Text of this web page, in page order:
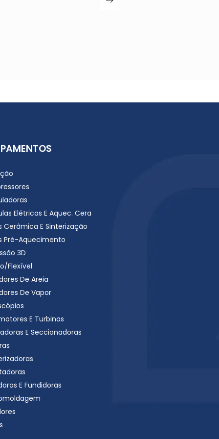
Elétricas E Aquec. Cera
Cerâmica E Sinterização
Pré-Aquecimento
3D
Flexível
De Areia
De Vapor
E Turbinas
E Seccionadoras
E Fundidoras